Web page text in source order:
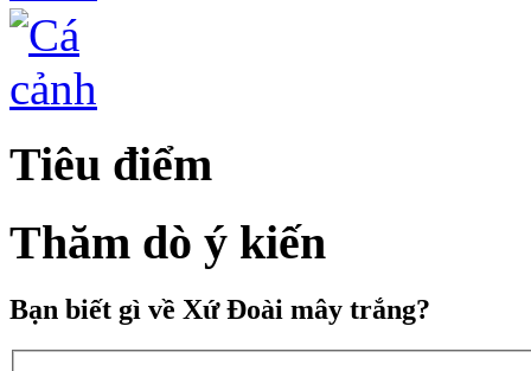
Tiêu điểm
Thăm dò ý kiến
Bạn biết gì về Xứ Đoài mây trắng?